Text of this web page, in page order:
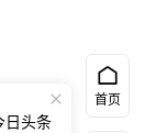
首页
日头条